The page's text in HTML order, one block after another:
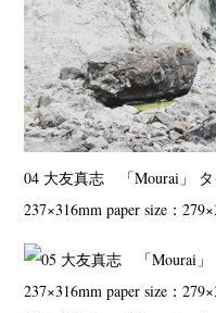
04 大友真志 「Mourai」 タ
237×316mm paper size：